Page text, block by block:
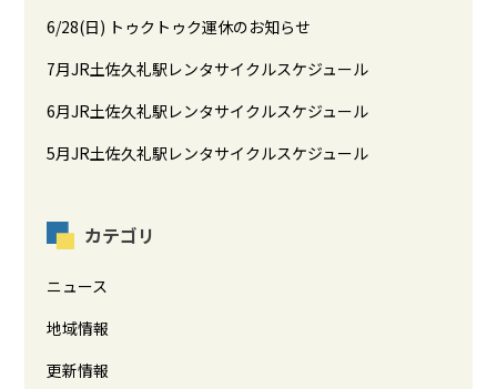
6/28(日) トゥクトゥク運休のお知らせ
7月JR土佐久礼駅レンタサイクルスケジュール
6月JR土佐久礼駅レンタサイクルスケジュール
5月JR土佐久礼駅レンタサイクルスケジュール
カテゴリ
ニュース
地域情報
更新情報